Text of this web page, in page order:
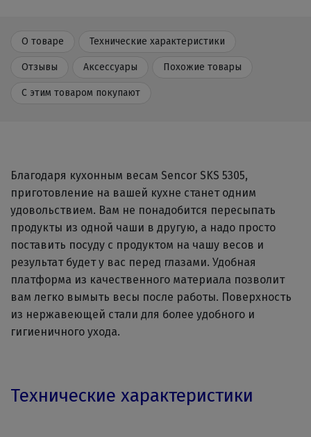
О товаре Технические характеристики
Отзывы Аксессуары Похожие товары
С этим товаром покупают
Благодаря кухонным весам Sencor SKS 5305,
приготовление на вашей кухне станет одним
удовольствием. Вам не понадобится пересыпать
продукты из одной чаши в другую, а надо просто
поставить посуду с продуктом на чашу весов и
результат будет у вас перед глазами. Удобная
платформа из качественного материала позволит
вам легко вымыть весы после работы. Поверхность
из нержавеющей стали для более удобного и
гигиеничного ухода.
Технические характеристики